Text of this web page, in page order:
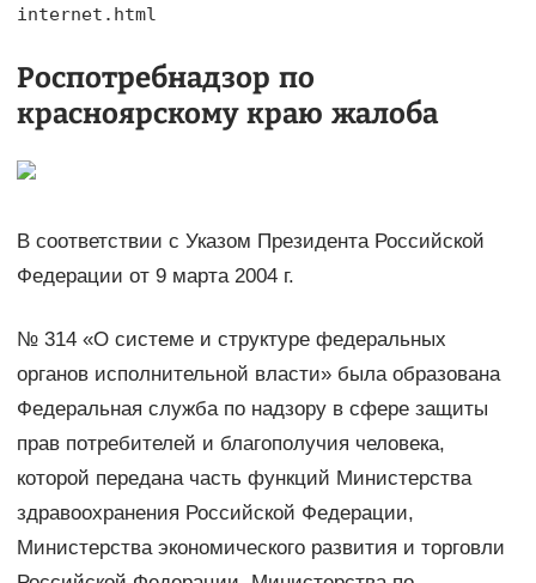
internet.html
Роспотребнадзор по
красноярскому краю жалоба
В соответствии с Указом Президента Российской
Федерации от 9 марта 2004 г.
№ 314 «О системе и структуре федеральных
органов исполнительной власти» была образована
Федеральная служба по надзору в сфере защиты
прав потребителей и благополучия человека,
которой передана часть функций Министерства
здравоохранения Российской Федерации,
Министерства экономического развития и торговли